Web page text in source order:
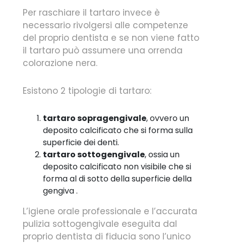
Per raschiare il tartaro invece è
necessario rivolgersi alle competenze
del proprio dentista e se non viene fatto
il tartaro può assumere una orrenda
colorazione nera.
Esistono 2 tipologie di tartaro:
tartaro sopragengivale, ovvero un
deposito calcificato che si forma sulla
superficie dei denti.
tartaro sottogengivale, ossia un
deposito calcificato non visibile che si
forma al di sotto della superficie della
gengiva .
L’igiene orale professionale e l’accurata
pulizia sottogengivale eseguita dal
proprio dentista di fiducia sono l’unico